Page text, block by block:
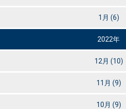
1月 (6)
2022年
12月 (10)
11月 (9)
10月 (9)